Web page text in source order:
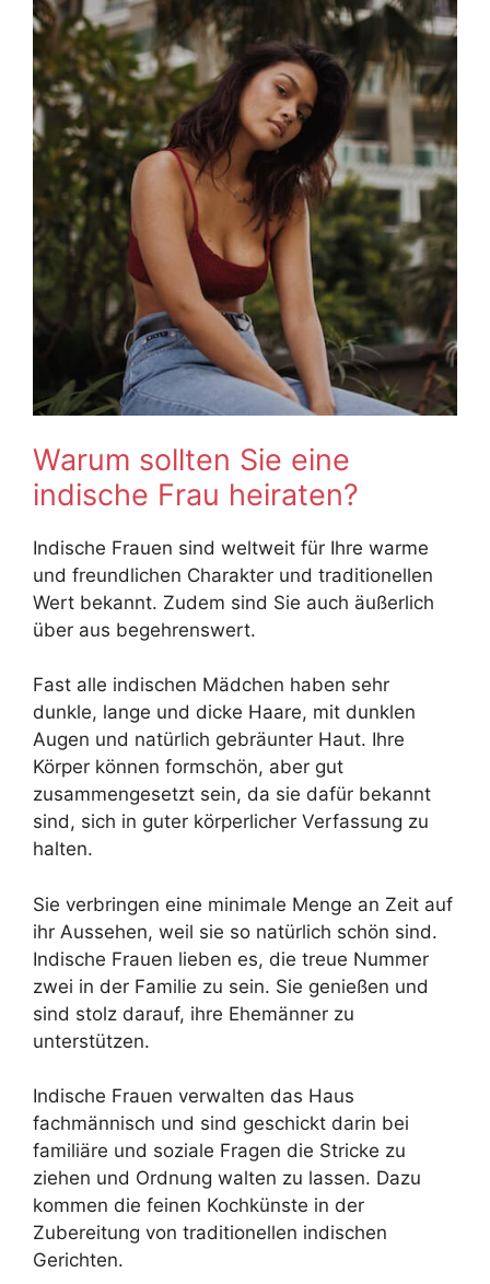
Warum sollten Sie eine
indische Frau heiraten?
Indische Frauen sind weltweit für Ihre warme
und freundlichen Charakter und traditionellen
Wert bekannt. Zudem sind Sie auch äußerlich
über aus begehrenswert.
Fast alle indischen Mädchen haben sehr
dunkle, lange und dicke Haare, mit dunklen
Augen und natürlich gebräunter Haut. Ihre
Körper können formschön, aber gut
zusammengesetzt sein, da sie dafür bekannt
sind, sich in guter körperlicher Verfassung zu
halten.
Sie verbringen eine minimale Menge an Zeit auf
ihr Aussehen, weil sie so natürlich schön sind.
Indische Frauen lieben es, die treue Nummer
zwei in der Familie zu sein. Sie genießen und
sind stolz darauf, ihre Ehemänner zu
unterstützen.
Indische Frauen verwalten das Haus
fachmännisch und sind geschickt darin bei
familiäre und soziale Fragen die Stricke zu
ziehen und Ordnung walten zu lassen. Dazu
kommen die feinen Kochkünste in der
Zubereitung von traditionellen indischen
Gerichten.